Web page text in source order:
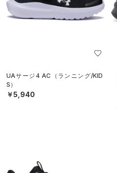
UAサージ4 AC（ランニング/KID
S）
￥5,940